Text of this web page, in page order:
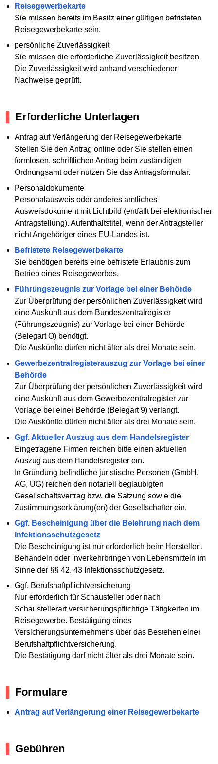
Reisegewerbekarte
Sie müssen bereits im Besitz einer gültigen befristeten
Reisegewerbekarte sein.
persönliche Zuverlässigkeit
Sie müssen die erforderliche Zuverlässigkeit besitzen.
Die Zuverlässigkeit wird anhand verschiedener
Nachweise geprüft.
Erforderliche Unterlagen
Antrag auf Verlängerung der Reisegewerbekarte
Stellen Sie den Antrag online oder Sie stellen einen
formlosen, schriftlichen Antrag beim zuständigen
Ordnungsamt oder nutzen Sie das Antragsformular.
Personaldokumente
Personalausweis oder anderes amtliches
Ausweisdokument mit Lichtbild (entfällt bei elektronischer
Antragstellung). Aufenthaltstitel, wenn der Antragsteller
nicht Angehöriger eines EU-Landes ist.
Befristete Reisegewerbekarte
Sie benötigen bereits eine befristete Erlaubnis zum
Betrieb eines Reisegewerbes.
Führungszeugnis zur Vorlage bei einer Behörde
Zur Überprüfung der persönlichen Zuverlässigkeit wird
eine Auskunft aus dem Bundeszentralregister
(Führungszeugnis) zur Vorlage bei einer Behörde
(Belegart O) benötigt.
Die Auskünfte dürfen nicht älter als drei Monate sein.
Gewerbezentralregisterauszug zur Vorlage bei einer
Behörde
Zur Überprüfung der persönlichen Zuverlässigkeit wird
eine Auskunft aus dem Gewerbezentralregister zur
Vorlage bei einer Behörde (Belegart 9) verlangt.
Die Auskünfte dürfen nicht älter als drei Monate sein.
Ggf. Aktueller Auszug aus dem Handelsregister
Eingetragene Firmen reichen bitte einen aktuellen
Auszug aus dem Handelsregister ein.
In Gründung befindliche juristische Personen (GmbH,
AG, UG) reichen den notariell beglaubigten
Gesellschaftsvertrag bzw. die Satzung sowie die
Zustimmungserklärung(en) der Gesellschafter ein.
Ggf. Bescheinigung über die Belehrung nach dem
Infektionsschutzgesetz
Die Bescheinigung ist nur erforderlich beim Herstellen,
Behandeln oder Inverkehrbringen von Lebensmitteln im
Sinne der §§ 42, 43 Infektionsschutzgesetz.
Ggf. Berufshaftpflichtversicherung
Nur erforderlich für Schausteller oder nach
Schaustellerart versicherungspflichtige Tätigkeiten im
Reisegewerbe. Bestätigung eines
Versicherungsunternehmens über das Bestehen einer
Berufshaftpflichtversicherung.
Die Bestätigung darf nicht älter als drei Monate sein.
Formulare
Antrag auf Verlängerung einer Reisegewerbekarte
Gebühren